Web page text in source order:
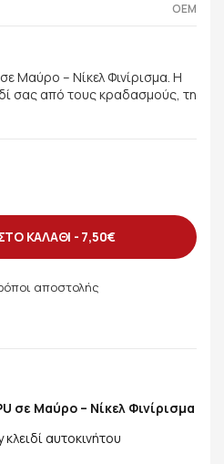
OEM
Μαύρο – Νίκελ Φινίρισμα. Η
σας από τους κραδασμούς, τη
ΚΑΛΑΘΙ - 7,50€
αποστολής
σε Μαύρο – Νίκελ Φινίρισμα
αυτοκινήτου